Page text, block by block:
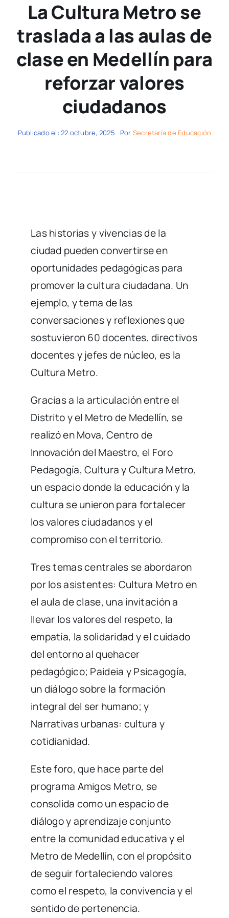
La Cultura Metro se
traslada a las aulas de
clase en Medellín para
reforzar valores
ciudadanos
Publicado el: 22 octubre, 2025 Por Secretaría de Educación
Las historias y vivencias de la
ciudad pueden convertirse en
oportunidades pedagógicas para
promover la cultura ciudadana. Un
ejemplo, y tema de las
conversaciones y reflexiones que
sostuvieron 60 docentes, directivos
docentes y jefes de núcleo, es la
Cultura Metro.
Gracias a la articulación entre el
Distrito y el Metro de Medellín, se
realizó en Mova, Centro de
Innovación del Maestro, el Foro
Pedagogía, Cultura y Cultura Metro,
un espacio donde la educación y la
cultura se unieron para fortalecer
los valores ciudadanos y el
compromiso con el territorio.
Tres temas centrales se abordaron
por los asistentes: Cultura Metro en
el aula de clase, una invitación a
llevar los valores del respeto, la
empatía, la solidaridad y el cuidado
del entorno al quehacer
pedagógico; Paideia y Psicagogía,
un diálogo sobre la formación
integral del ser humano; y
Narrativas urbanas: cultura y
cotidianidad.
Este foro, que hace parte del
programa Amigos Metro, se
consolida como un espacio de
diálogo y aprendizaje conjunto
entre la comunidad educativa y el
Metro de Medellín, con el propósito
de seguir fortaleciendo valores
como el respeto, la convivencia y el
sentido de pertenencia.